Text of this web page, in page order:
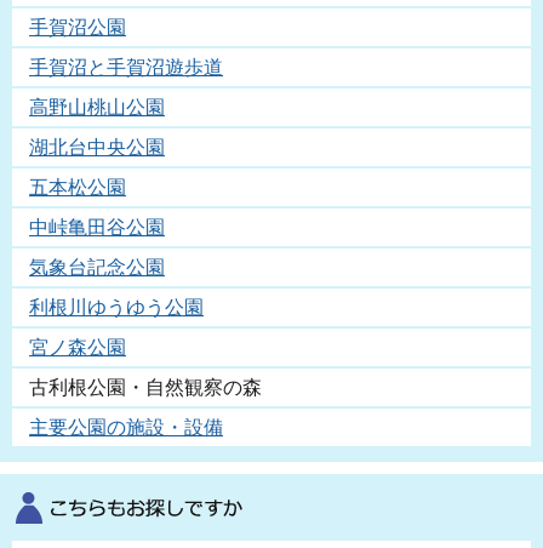
手賀沼公園
手賀沼と手賀沼遊歩道
高野山桃山公園
湖北台中央公園
五本松公園
中峠亀田谷公園
気象台記念公園
利根川ゆうゆう公園
宮ノ森公園
古利根公園・自然観察の森
主要公園の施設・設備